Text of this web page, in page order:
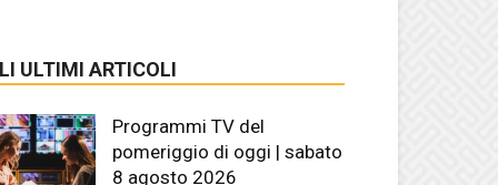
ULTIMI ARTICOLI
Programmi TV del
pomeriggio di oggi | sabato
8 agosto 2026